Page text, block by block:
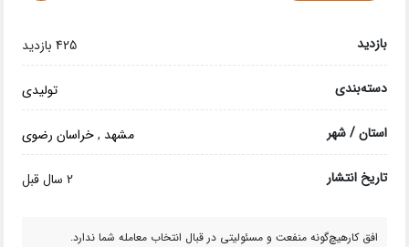
بازدید 425 بازدید
دسته‌بندی تولیدی
استان / شهر مشهد ,خراسان رضوی
تاریخ انتشار 2 سال قبل
افق کارهیچ‌گونه منفعت و مسئولیتی در قبال انتخاب معامله شما ندارد.